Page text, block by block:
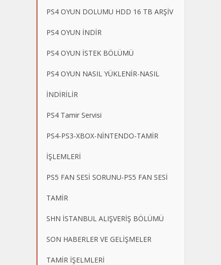
PS4 OYUN DOLUMU HDD 16 TB ARŞİV
PS4 OYUN İNDİR
PS4 OYUN İSTEK BÖLÜMÜ
PS4 OYUN NASIL YÜKLENİR-NASIL
İNDİRİLİR
PS4 Tamir Servisi
PS4-PS3-XBOX-NİNTENDO-TAMİR
İŞLEMLERİ
PS5 FAN SESİ SORUNU-PS5 FAN SESİ
TAMİR
SHN İSTANBUL ALIŞVERİŞ BÖLÜMÜ
SON HABERLER VE GELİŞMELER
TAMİR İŞELMLERİ